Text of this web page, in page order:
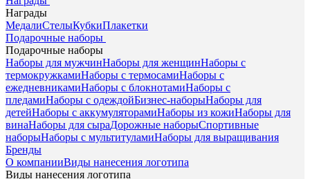
Награды
МедалиСтелыКубкиПлакетки
Подарочные наборы
Подарочные наборы
Наборы для мужчинНаборы для женщинНаборы с
термокружкамиНаборы с термосамиНаборы с
ежедневникамиНаборы с блокнотамиНаборы с
пледамиНаборы с одеждойБизнес-наборыНаборы для
детейНаборы с аккумуляторамиНаборы из кожиНаборы для
винаНаборы для сыраДорожные наборыСпортивные
наборыНаборы с мультитуламиНаборы для выращивания
Бренды
О компанииВиды нанесения логотипа
Виды нанесения логотипа